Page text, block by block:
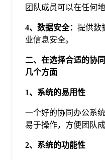
团队成员可以在任何地
4、数据安全： 提供数
业信息安全。
二、在选择合适的协
几个方面
1、系统的易用性
一个好的协同办公系
易于操作，方便团队成
2、系统的功能性